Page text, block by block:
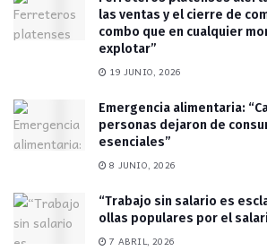
las ventas y el cierre de
combo que en cualquier
explotar”
19 JUNIO, 2026
Emergencia alimentaria:
personas dejaron de
esenciales”
8 JUNIO, 2026
“Trabajo sin salario es
ollas populares por el
7 ABRIL, 2026